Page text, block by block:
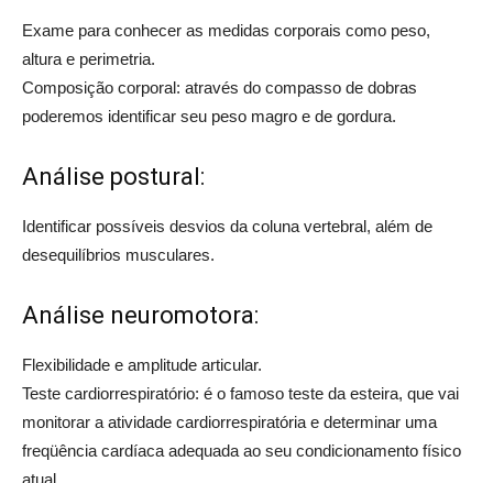
Exame para conhecer as medidas corporais como peso,
altura e perimetria.
Composição corporal: através do compasso de dobras
poderemos identificar seu peso magro e de gordura.
Análise postural:
Identificar possíveis desvios da coluna vertebral, além de
desequilíbrios musculares.
Análise neuromotora:
Flexibilidade e amplitude articular.
Teste cardiorrespiratório: é o famoso teste da esteira, que vai
monitorar a atividade cardiorrespiratória e determinar uma
freqüência cardíaca adequada ao seu condicionamento físico
atual.